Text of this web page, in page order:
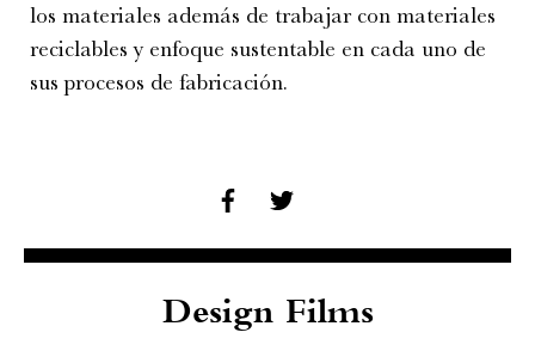
los materiales además de trabajar con materiales
reciclables y enfoque sustentable en cada uno de
sus procesos de fabricación.
Design Films